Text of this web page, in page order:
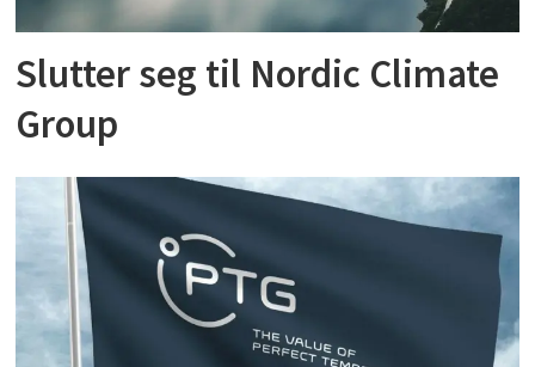
Slutter seg til Nordic Climate
Group